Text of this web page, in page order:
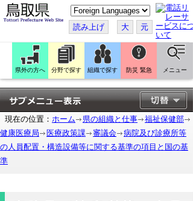
こ
の
ペ
ー
ジ
翻
訳
す
る
読み上げ 大 元
県外の方へ 分野で探す 組織で探す 防災 緊急 メニュー
現在の位置： ホーム 県の組織と仕事
福祉保健部
健康医療局
医療政策課 審議会
病院及び診療所等
の人員配置・構造設備等に関する基準の項目と国の基
準